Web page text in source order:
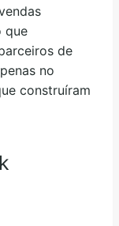
que
de
no
construíram